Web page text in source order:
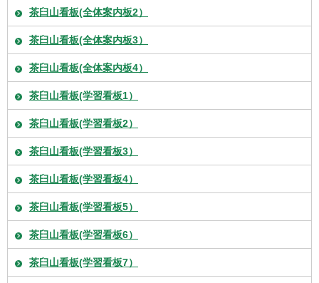
茶臼山看板(全体案内板2）
茶臼山看板(全体案内板3）
茶臼山看板(全体案内板4）
茶臼山看板(学習看板1）
茶臼山看板(学習看板2）
茶臼山看板(学習看板3）
茶臼山看板(学習看板4）
茶臼山看板(学習看板5）
茶臼山看板(学習看板6）
茶臼山看板(学習看板7）